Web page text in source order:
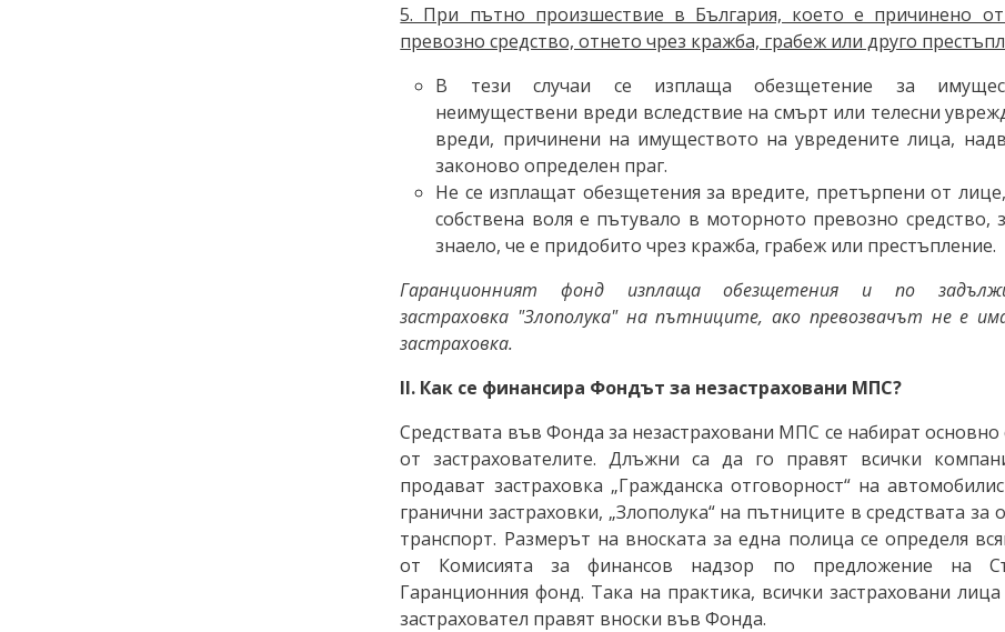
5. При пътно произшествие в България, което е причинено
превозно средство, отнето чрез кражба, грабеж или друго
В тези случаи се изплаща обезщетение за
неимуществени вреди вследствие на смърт или телесни
вреди, причинени на имуществото на увредените лица,
законово определен праг.
Не се изплащат обезщетения за вредите, претърпени от
собствена воля е пътувало в моторното превозно средство,
знаело, че е придобито чрез кражба, грабеж или престъпление.
Гаранционният фонд изплаща обезщетения и по
застраховка "Злополука" на пътниците, ако превозвачът не е
застраховка.
ІІ. Как се финансира Фондът за незастраховани МПС?
Средствата във Фонда за незастраховани МПС се набират основно
от застрахователите. Длъжни са да го правят всички
продават застраховка „Гражданска отговорност“ на
гранични застраховки, „Злополука“ на пътниците в средствата за
транспорт. Размерът на вноската за една полица се определя
от Комисията за финансов надзор по предложение на
Гаранционния фонд. Така на практика, всички застраховани лица
застраховател правят вноски във Фонда.